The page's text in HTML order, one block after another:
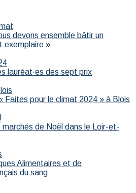
devons ensemble bâtir un
exemplaire »
lauréat·es des sept prix
Faites pour le climat 2024 » à Blois
marchés de Noël dans le Loir-et-
Alimentaires et de
du sang